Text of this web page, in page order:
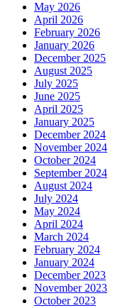
May 2026
April 2026
February 2026
January 2026
December 2025
August 2025
July 2025
June 2025
April 2025
January 2025
December 2024
November 2024
October 2024
September 2024
August 2024
July 2024
May 2024
April 2024
March 2024
February 2024
January 2024
December 2023
November 2023
October 2023